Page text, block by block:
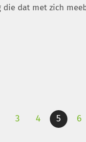
dat met zich
3 4 5 6